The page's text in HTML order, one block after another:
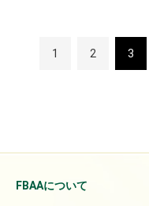
1 2 3
FBAAについて